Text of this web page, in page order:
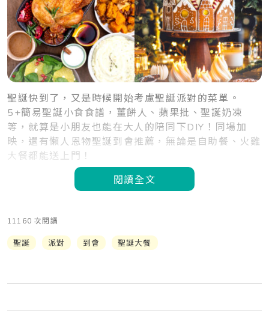
聖誕快到了，又是時候開始考慮聖誕派對的菜單。
5+簡易聖誕小食食譜，薑餅人、蘋果批、聖誕奶凍
等，就算是小朋友也能在大人的陪同下DIY！同場加
映，還有懶人恩物聖誕到會推薦，無論是自助餐、火雞
大餐都能送上門！
閱讀全文
11160 次閱讀
聖誕 派對 到會 聖誕大餐